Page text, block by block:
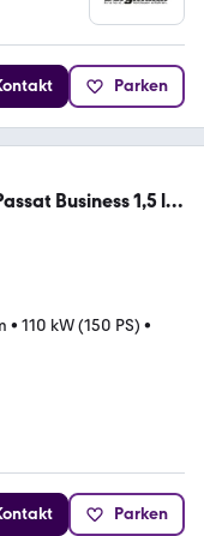
Parken
Business 1,5 l
SHZ / NAVI
• 110 kW (150 PS) •
Parken